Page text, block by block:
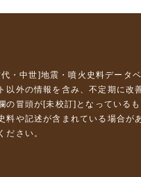
代・中世]地震・噴火史料データ
以外の情報を含み、不定期に改
の冒頭が[未校訂]となっている
料や記述が含まれている場合が
ださい。